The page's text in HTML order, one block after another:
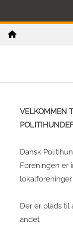
VELKOMMEN
Dansk
Foreningen er
Der er plads
andet